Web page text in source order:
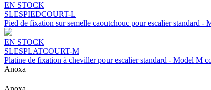
EN STOCK
SLESPIEDCOURT-L
Pied de fixation sur semelle caoutchouc pour escalier standard
EN STOCK
SLESPLATCOURT-M
Platine de fixation à cheviller pour escalier standard - Model M
Anoxa